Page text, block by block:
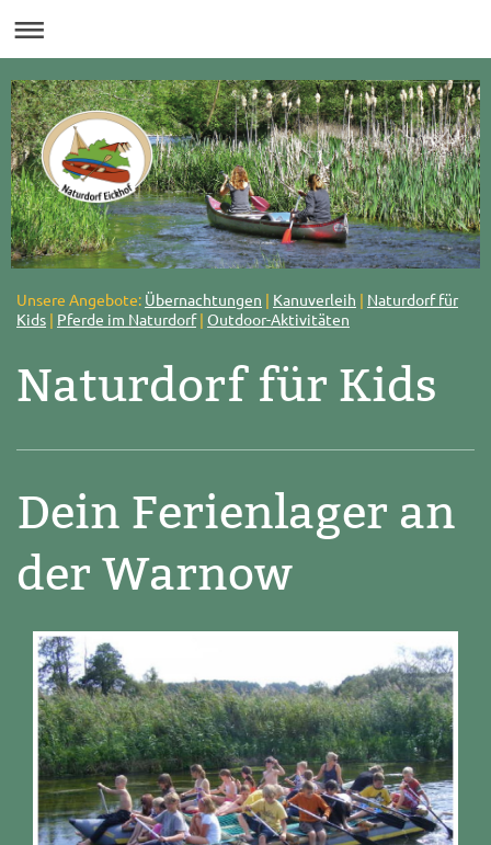
Unsere Angebote: Übernachtungen | Kanuverleih | Naturdorf für
Kids | Pferde im Naturdorf| Outdoor-Aktivitäten
Naturdorf für Kids
Dein Ferienlager an
der Warnow